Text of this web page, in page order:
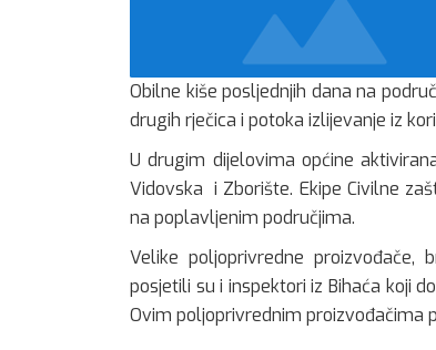
Obilne kiše posljednjih dana na
drugih rječica i potoka izlijevanje iz
U drugim dijelovima općine
Vidovska i Zborište. Ekipe Civilne
na poplavljenim područjima.
Velike poljoprivredne proizvođače,
posjetili su i inspektori iz Bihaća koji
Ovim poljoprivrednim proizvođačima